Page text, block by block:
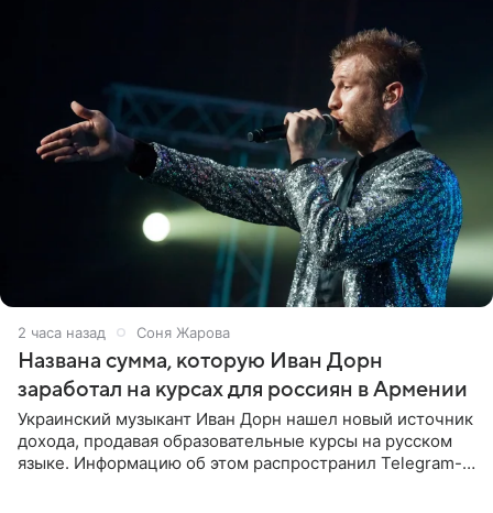
2 часа назад Соня Жарова
Названа сумма, которую Иван Дорн
заработал на курсах для россиян в Армении
Украинский музыкант Иван Дорн нашел новый источник
дохода, продавая образовательные курсы на русском
языке. Информацию об этом распространил Telegram-